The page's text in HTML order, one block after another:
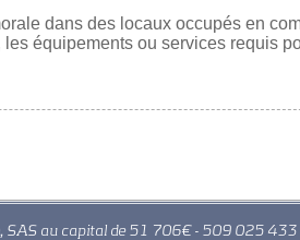
dans des locaux occupés en
équipements ou services requis
SAS au capital de 51 706€ - 509 025